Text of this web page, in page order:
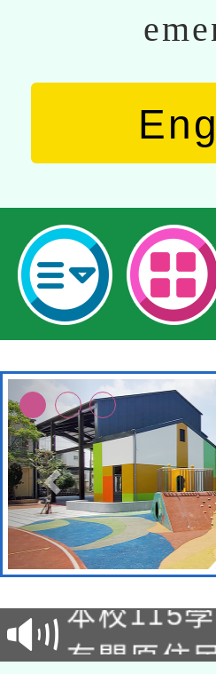
本校115
次招考甄
有關原住